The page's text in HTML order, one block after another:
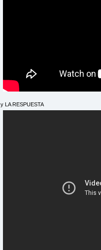
y LA RESPUESTA